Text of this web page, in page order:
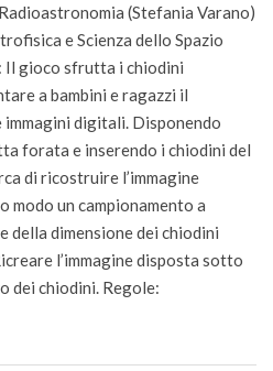
(Stefania Varano)
e Scienza dello Spazio
Il gioco sfrutta i chiodini
a bambini e ragazzi il
digitali. Disponendo
forata e inserendo i chiodini del
di ricostruire l’immagine
modo un campionamento a
della dimensione dei chiodini
l’immagine disposta sotto
dei chiodini. Regole: